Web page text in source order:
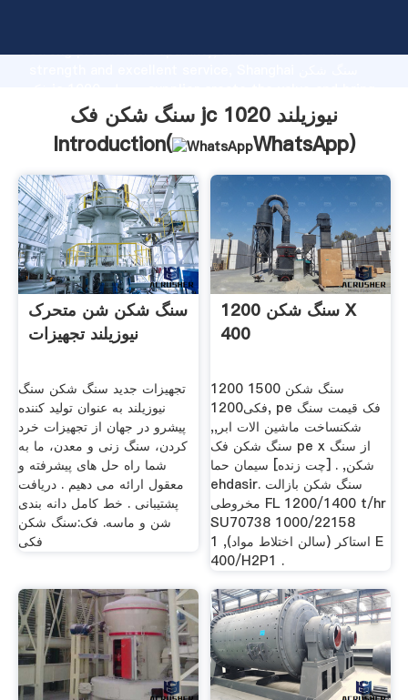
strong production capability, advanced research
values to all of customers.
سنگ شکن فک jc 1020 نیوزیلند
Introduction(
WhatsApp)
سنگ شکن شن متحرک
نیوزیلند تجهیزات
تجهیزات جدید سنگ شکن سنگ
نیوزیلند به عنوان تولید کننده
پیشرو در جهان از تجهیزات خرد
کردن، سنگ زنی و معدن، ما به
شما راه حل های پیشرفته و
معقول ارائه می دهیم . دریافت
پشتیبانی . خط کامل دانه بندی
شن و ماسه. فک:سنگ شکن
فکی
سنگ شکن 1200 X
400
1200 1500 سنگ شکن
فکی1200, pe فک قیمت سنگ
شکنساخت ماشين الات ابر,,
سنگ شکن فک pe x از سنگ
شکن, . [چت زنده] سیمان حما
ehdasir. سنگ شکن بازالت
مخروطی FL 1200/1400 t/hr
SU70738 1000/22158
استاکر (سالن اختلاط مواد), 1 E
400/H2P1 .